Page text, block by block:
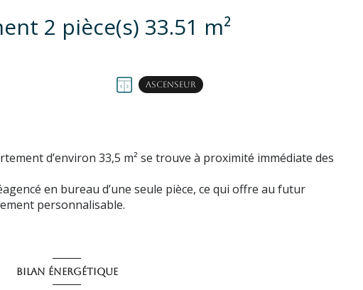
Appartement 2 pièce(s) 33.51 m²
Ascenseur
d’environ 33,5 m² se trouve à proximité immédiate des
en bureau d’une seule pièce, ce qui offre au futur
personnalisable.
BILAN ÉNERGÉTIQUE